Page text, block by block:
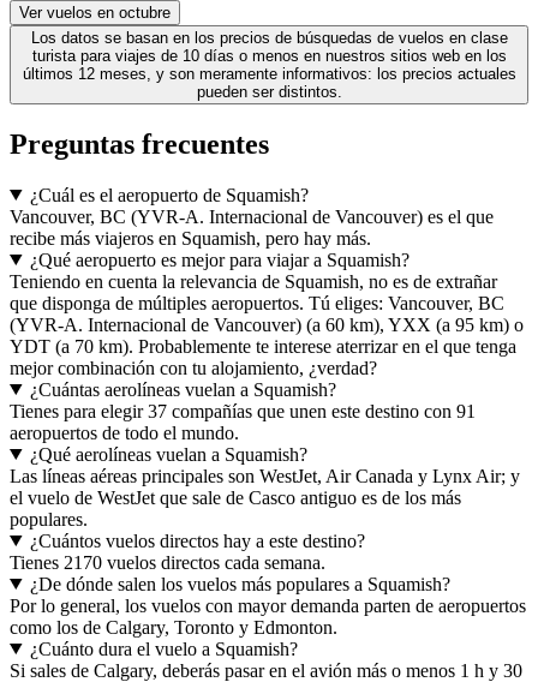
Ver vuelos en octubre
Los datos se basan en los precios de búsquedas de vuelos en clase
turista para viajes de 10 días o menos en nuestros sitios web en los
últimos 12 meses, y son meramente informativos: los precios actuales
pueden ser distintos.
Preguntas frecuentes
¿Cuál es el aeropuerto de Squamish?
Vancouver, BC (YVR-A. Internacional de Vancouver) es el que
recibe más viajeros en Squamish, pero hay más.
¿Qué aeropuerto es mejor para viajar a Squamish?
Teniendo en cuenta la relevancia de Squamish, no es de extrañar
que disponga de múltiples aeropuertos. Tú eliges: Vancouver, BC
(YVR-A. Internacional de Vancouver) (a 60 km), YXX (a 95 km) o
YDT (a 70 km). Probablemente te interese aterrizar en el que tenga
mejor combinación con tu alojamiento, ¿verdad?
¿Cuántas aerolíneas vuelan a Squamish?
Tienes para elegir 37 compañías que unen este destino con 91
aeropuertos de todo el mundo.
¿Qué aerolíneas vuelan a Squamish?
Las líneas aéreas principales son WestJet, Air Canada y Lynx Air; y
el vuelo de WestJet que sale de Casco antiguo es de los más
populares.
¿Cuántos vuelos directos hay a este destino?
Tienes 2170 vuelos directos cada semana.
¿De dónde salen los vuelos más populares a Squamish?
Por lo general, los vuelos con mayor demanda parten de aeropuertos
como los de Calgary, Toronto y Edmonton.
¿Cuánto dura el vuelo a Squamish?
Si sales de Calgary, deberás pasar en el avión más o menos 1 h y 30